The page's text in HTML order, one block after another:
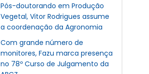
Pós-doutorando em Produção
Vegetal, Vitor Rodrigues assume
a coordenação da Agronomia
Com grande número de
monitores, Fazu marca presença
no 78º Curso de Julgamento da